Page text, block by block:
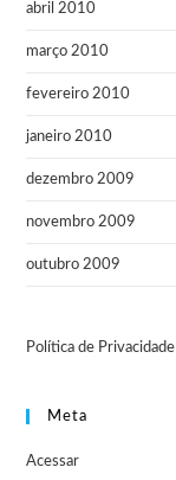
abril 2010
março 2010
fevereiro 2010
janeiro 2010
dezembro 2009
novembro 2009
outubro 2009
Política de Privacidade
Meta
Acessar